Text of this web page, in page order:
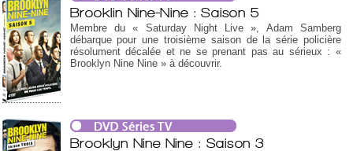
Brooklin Nine-Nine : Saison 5
Membre du « Saturday Night Live », Adam Samberg
débarque pour une troisième saison de la série policière
résolument décalée et ne se prenant pas au sérieux : «
Brooklyn Nine Nine » à découvrir.
Brooklyn Nine Nine : Saison 3